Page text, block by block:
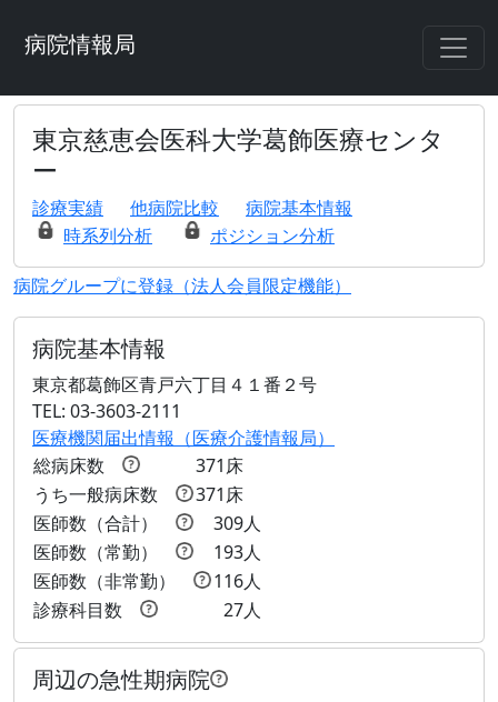
病院情報局
東京慈恵会医科大学葛飾医療センタ
ー
診療実績 他病院比較
病院基本情報
時系列分析
ポジション分析
病院グループに登録（法人会員限定機能）
病院基本情報
東京都葛飾区青戸六丁目４１番２号
TEL: 03-3603-2111
医療機関届出情報（医療介護情報局）
総病床数
371床
うち一般病床数
371床
医師数（合計）
309人
医師数（常勤）
193人
医師数（非常勤）
116人
診療科目数
27人
周辺の急性期病院